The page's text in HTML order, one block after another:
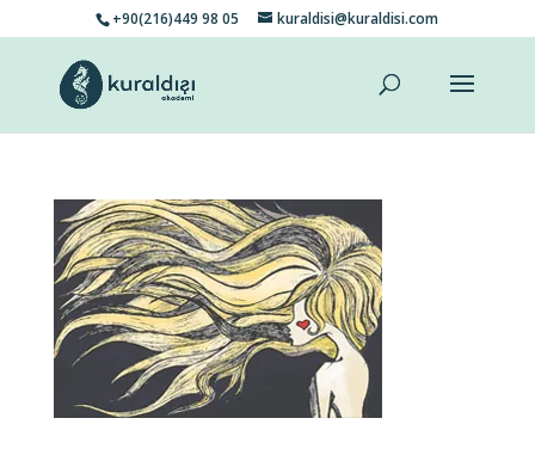
+90(216)449 98 05 kuraldisi@kuraldisi.com